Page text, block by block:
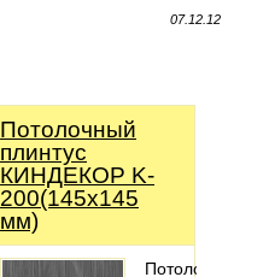
07.12.12
Потолочный
плинтус
КИНДЕКОР K-
200(145х145
мм)
Потолочный